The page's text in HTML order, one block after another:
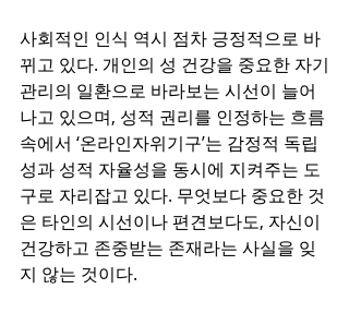
사회적인 인식 역시 점차 긍정적으로 바
뀌고 있다. 개인의 성 건강을 중요한 자기
관리의 일환으로 바라보는 시선이 늘어
나고 있으며, 성적 권리를 인정하는 흐름
속에서 ‘온라인자위기구’는 감정적 독립
성과 성적 자율성을 동시에 지켜주는 도
구로 자리잡고 있다. 무엇보다 중요한 것
은 타인의 시선이나 편견보다도, 자신이
건강하고 존중받는 존재라는 사실을 잊
지 않는 것이다.